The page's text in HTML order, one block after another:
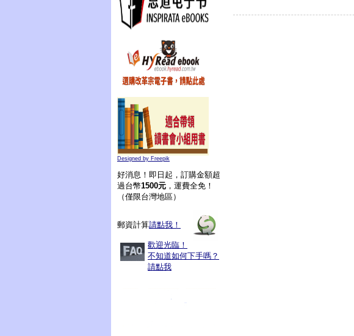
Designed by Freepik
好消息！即日起，訂購金額超
過台幣1500元 ，運費全免！
（僅限台灣地區）
郵資計算請點我！
歡迎光臨！
不知道如何下手嗎？
請點我